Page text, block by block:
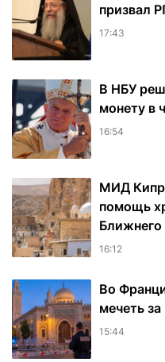
призвал
17:43
В НБУ
монету в
16:54
МИД
помощь
Ближнего
16:12
Во
мечеть
15:44